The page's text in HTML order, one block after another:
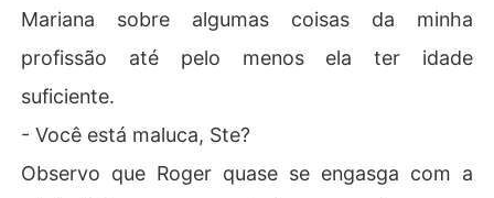
Mariana sobre algumas coisas da minha
profissão até pelo menos ela ter idade
suficiente.
- Você está maluca, Ste?
Observo que Roger quase se engasga com a